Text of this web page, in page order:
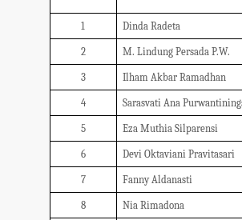
1 Dinda Radeta
2 M. Lindung Persada P.W.
3 Ilham Akbar Ramadhan
4 Sarasvati Ana
5 Eza Muthia Silparensi
6 Devi Oktaviani Pravitasari
7 Fanny Aldanasti
8 Nia Rimadona